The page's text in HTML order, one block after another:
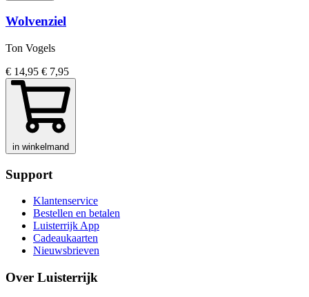
Wolvenziel
Ton Vogels
€ 14,95 € 7,95
in winkelmand
Support
Klantenservice
Bestellen en betalen
Luisterrijk App
Cadeaukaarten
Nieuwsbrieven
Over Luisterrijk